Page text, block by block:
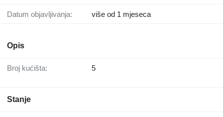
Datum objavljivanja: više od 1 mjeseca
Opis
Broj kućišta: 5
Stanje